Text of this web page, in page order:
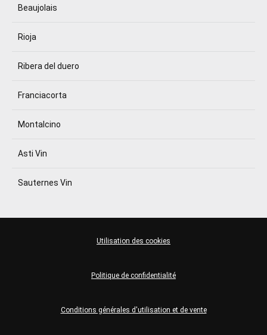
Beaujolais
Rioja
Ribera del duero
Franciacorta
Montalcino
Asti Vin
Sauternes Vin
Conditions générales d'utilisation et de vente
Politique de confidentialité
Utilisation des cookies